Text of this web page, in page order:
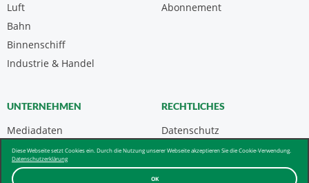
OK
Diese Webseite setzt Cookies ein. Durch die Nutzung unserer Webseite akzeptieren Sie die Cookie-Verwendung.
Datenschutzerklärung
Luft
Bahn
Binnenschiff
Industrie & Handel
Abonnement
UNTERNEHMEN
Mediadaten
Kontakt
Über uns & AGB
RECHTLICHES
Datenschutz
Impressum